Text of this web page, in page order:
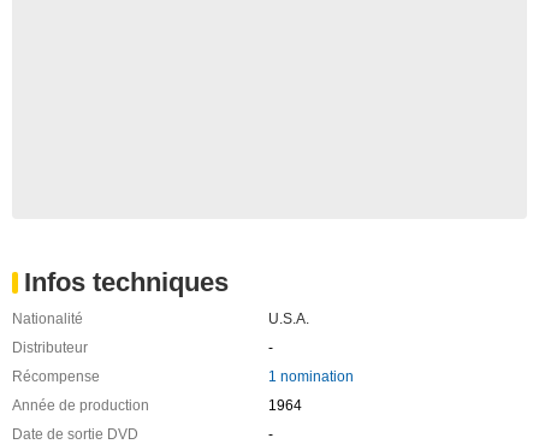
Infos techniques
Nationalité
U.S.A.
Distributeur
-
Récompense
1 nomination
Année de production
1964
Date de sortie DVD
-